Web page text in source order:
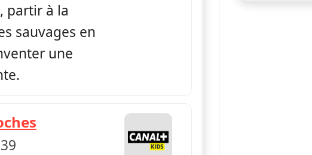
partir à la
sauvages en
une
— Shane the Chef